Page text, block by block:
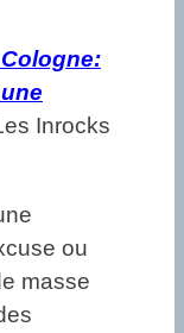
Inrocks
ou
masse